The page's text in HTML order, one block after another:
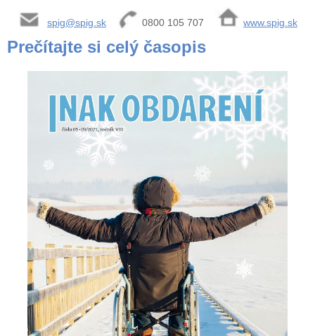
spig@spig.sk 0800 105 707 www.spig.sk
Prečítajte si celý časopis